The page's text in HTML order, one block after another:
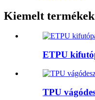
Kiemelt termékek
ETPU
TPU